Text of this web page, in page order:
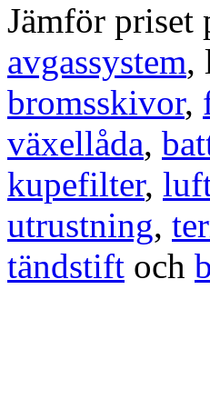
Jämför priset
avgassystem,
bromsskivor,
växellåda,
kupefilter,
utrustning,
tändstift och